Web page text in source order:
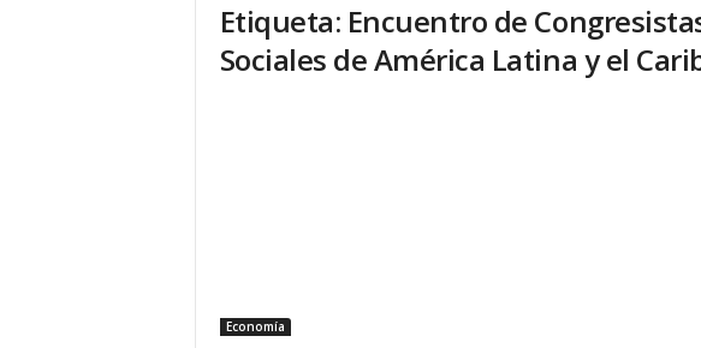
Etiqueta: Encuentro de
Sociales de América Latina y el
Economía